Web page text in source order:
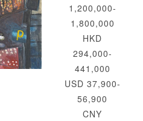
1,200,000-
1,800,000
HKD
294,000-
441,000
USD 37,900-
56,900
CNY